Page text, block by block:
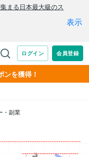
ンを獲得！
・副業